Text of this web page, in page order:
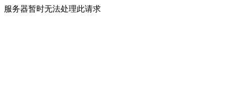
服务器暂时无法处理此请求